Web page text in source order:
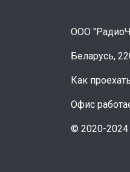
ООО
Беларусь,
Как
Офис
© 2020-2024